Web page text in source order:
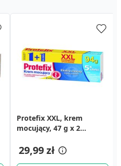
Protefix XXL, krem
mocujący, 47 g x 2
ceny)
29,99 zł
Ajona Stomaticum,
koncentrat pasty do